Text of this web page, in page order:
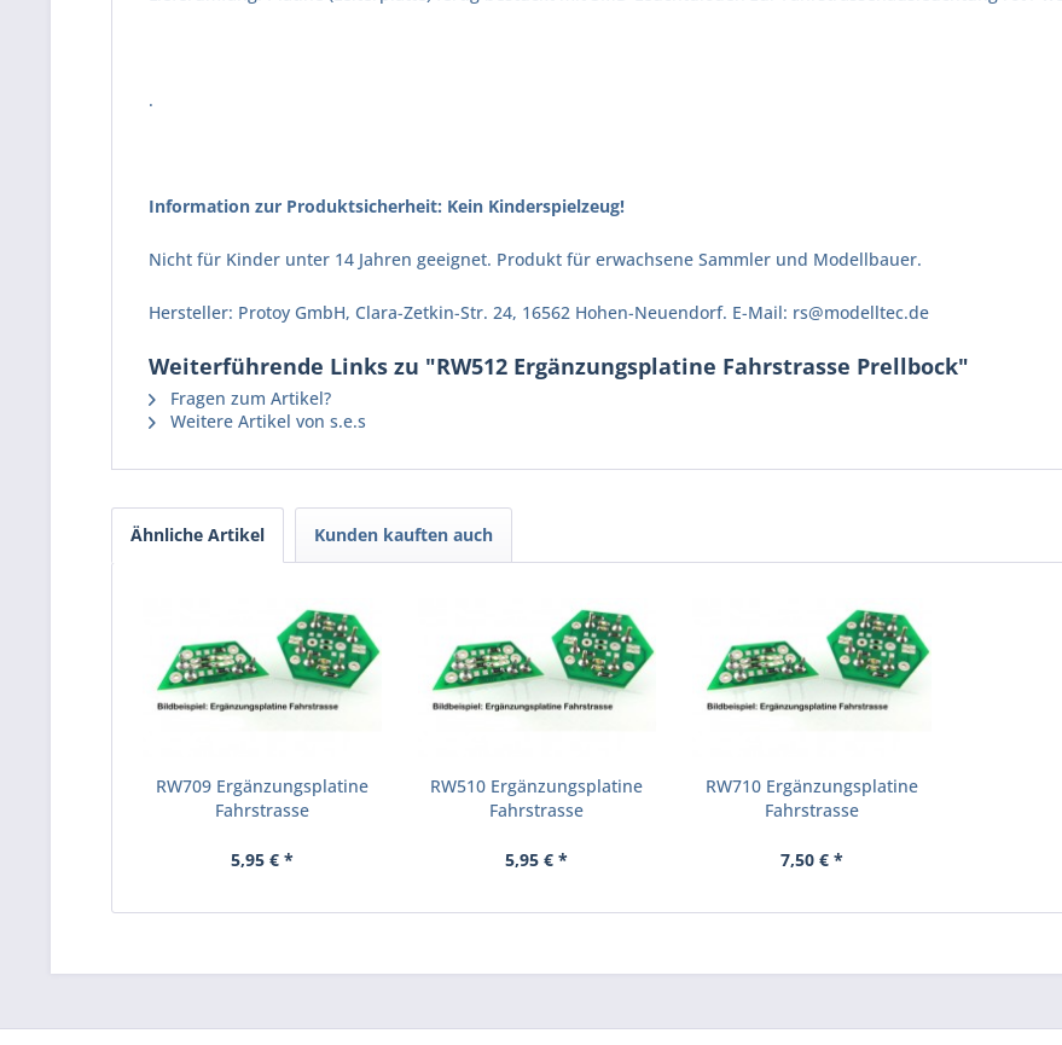
.
Information zur Produktsicherheit: Kein Kinderspielzeug!
Nicht für Kinder unter 14 Jahren geeignet. Produkt für erwachsene Sammler und Modellbauer.
Hersteller: Protoy GmbH, Clara-Zetkin-Str. 24, 16562 Hohen-Neuendorf. E-Mail: rs@modelltec.de
Weiterführende Links zu "RW512 Ergänzungsplatine Fahrstrasse Prellbock"
Fragen zum Artikel?
Weitere Artikel von s.e.s
Ähnliche Artikel Kunden kauften auch
RW709 Ergänzungsplatine
Fahrstrasse
5,95 € *
RW510 Ergänzungsplatine
Fahrstrasse
5,95 € *
RW710 Ergänzungsplatine
Fahrstrasse
7,50 € *